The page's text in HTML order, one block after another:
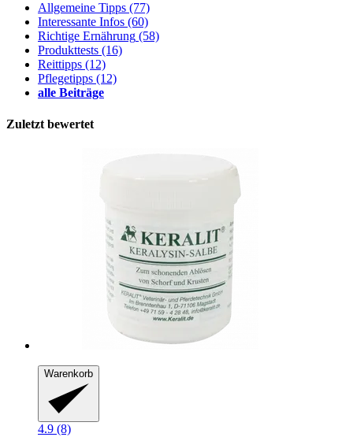
Allgemeine Tipps (77)
Interessante Infos (60)
Richtige Ernährung (58)
Produkttests (16)
Reittipps (12)
Pflegetipps (12)
alle Beiträge
Zuletzt bewertet
Warenkorb
4.9 (8)